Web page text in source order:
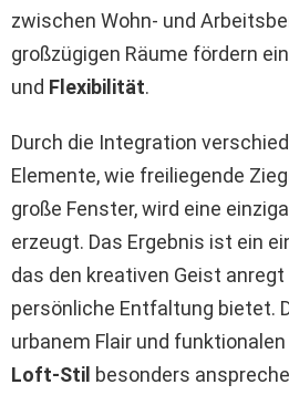
zwischen Wohn- und
großzügigen Räume fördern
und Flexibilität.
Durch die Integration
Elemente, wie freiliegende
große Fenster, wird eine
erzeugt. Das Ergebnis ist ein
das den kreativen Geist
persönliche Entfaltung bietet.
urbanem Flair und
Loft-Stil besonders